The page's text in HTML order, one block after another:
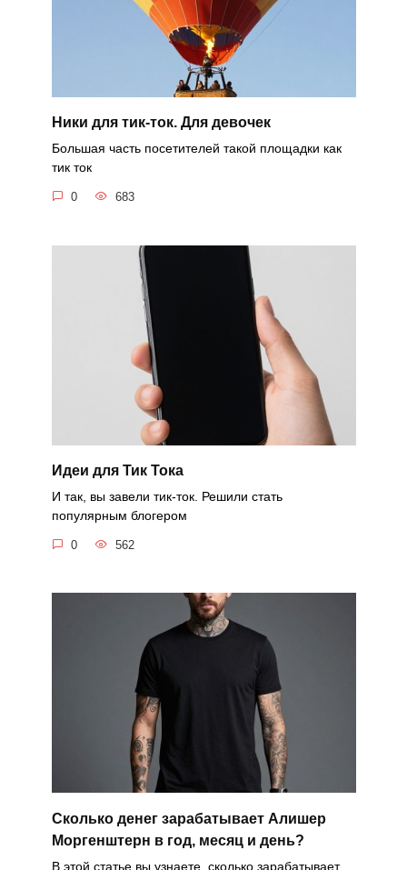
Ники для тик-ток. Для девочек
Большая часть посетителей такой площадки как
тик ток
0 683
Идеи для Тик Тока
И так, вы завели тик-ток. Решили стать
популярным блогером
0 562
Сколько денег зарабатывает Алишер
Моргенштерн в год, месяц и день?
В этой статье вы узнаете, сколько зарабатывает